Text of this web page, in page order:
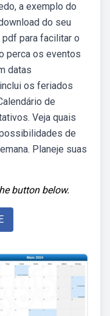
a exemplo do
do seu
para facilitar o
perca os eventos
datas
os feriados
de
Veja quais
de
Planeje suas
button below.